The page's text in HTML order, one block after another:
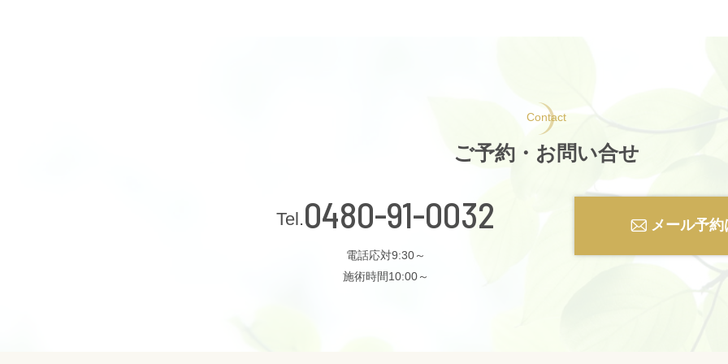
Contact
ご予約・お問い合せ
0480-91-0032
電話応対9:30～
施術時間10:00～
メール予